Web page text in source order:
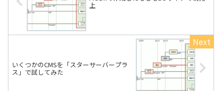
上
いくつかのCMSを「スターサーバープラ
ス」で試してみた